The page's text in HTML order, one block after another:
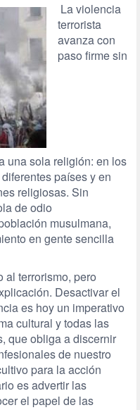
La violencia
terrorista
avanza con
paso firme sin
una sola religión: en los
países y en
religiosas. Sin
de odio
musulmana,
en gente sencilla
al terrorismo, pero
Desactivar el
es hoy un imperativo
cultural y todas las
que obliga a discernir
de nuestro
para la acción
es advertir las
el papel de las